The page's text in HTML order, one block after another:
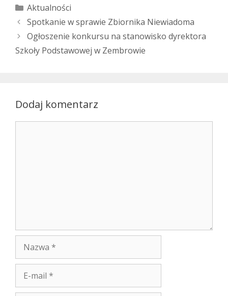
Kategorie
Aktualności
Spotkanie w sprawie Zbiornika Niewiadoma
Ogłoszenie konkursu na stanowisko dyrektora
Szkoły Podstawowej w Zembrowie
Dodaj komentarz
mail